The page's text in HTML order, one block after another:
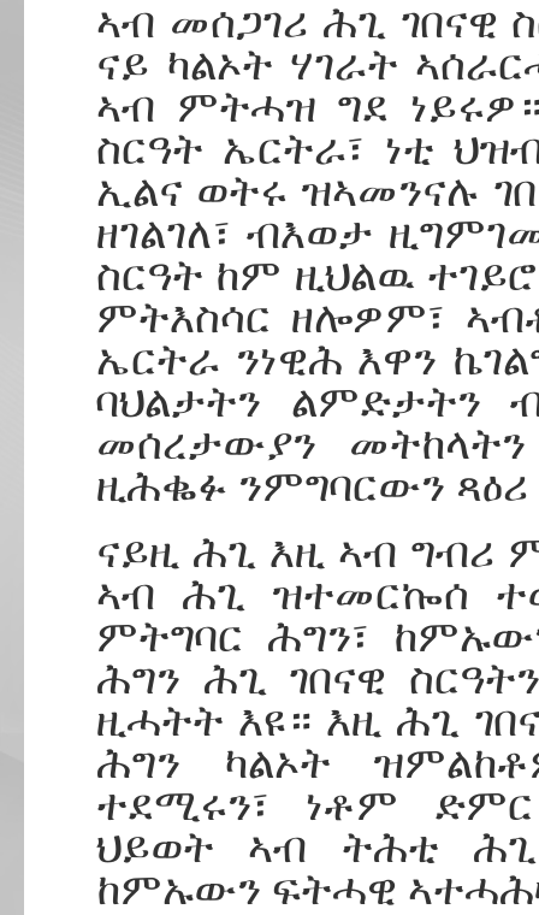
ኣብ መሰጋገሪ ሕጊ ገበናዊ
ናይ ካልኦት ሃገራት
ኣብ ምትሓዝ ግደ
ስርዓት ኤርትራ፣ ነቲ
ኢልና ወትሩ ዝኣመንናሉ
ዘገልገለ፣ ብእወታ
ስርዓት ከም ዚህልዉ
ምትእስሳር ዘሎዎም፣
ኤርትራ ንነዊሕ እዋን
ባህልታትን ልምድታትን
መሰረታውያን
ዚሕቈፉ ንምግባርውን
ናይዚ ሕጊ እዚ ኣብ ግብሪ
ኣብ ሕጊ ዝተመርኰሰ
ምትግባር ሕግን፣
ሕግን ሕጊ ገበናዊ
ዚሓትት እዩ። እዚ ሕጊ
ሕግን ካልኦት
ተደሚሩን፣ ነቶም
ህይወት ኣብ ትሕቲ
ከምኡውን ፍትሓዊ